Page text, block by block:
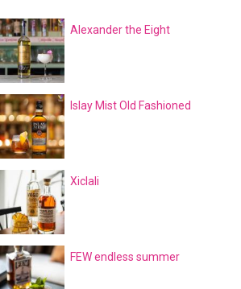
Alexander the Eight
Islay Mist Old Fashioned
Xiclali
FEW endless summer